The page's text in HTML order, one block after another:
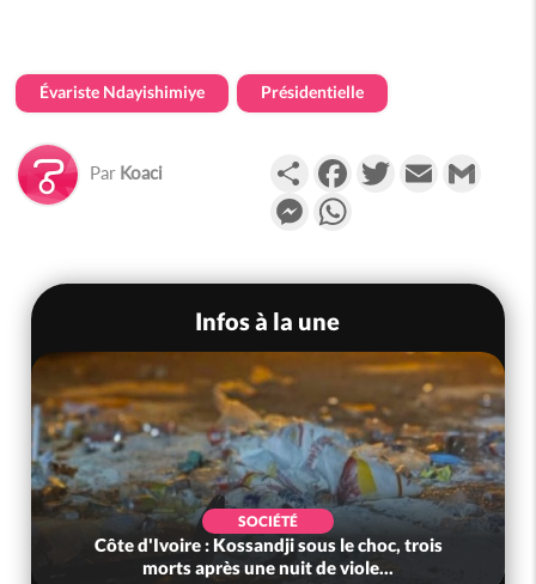
Évariste Ndayishimiye Présidentielle
Par Koaci PartagerFacebookTwitterEmail
Messenger
Infos à la une
SOCIÉTÉ
Côte d'Ivoire : Kossandji sous le choc, trois
morts après une nuit de viole...